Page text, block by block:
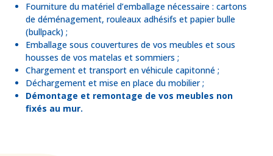
Fourniture du matériel d’emballage nécessaire : cartons
de déménagement, rouleaux adhésifs et papier bulle
(bullpack) ;
Emballage sous couvertures de vos meubles et sous
housses de vos matelas et sommiers ;
Chargement et transport en véhicule capitonné ;
Déchargement et mise en place du mobilier ;
Démontage et remontage de vos meubles non
fixés au mur.